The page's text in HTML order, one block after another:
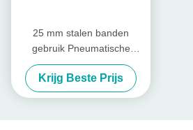
25 mm stalen banden
gebruik Pneumatische
banden Spanning Sealer Set
Krijg Beste Prijs